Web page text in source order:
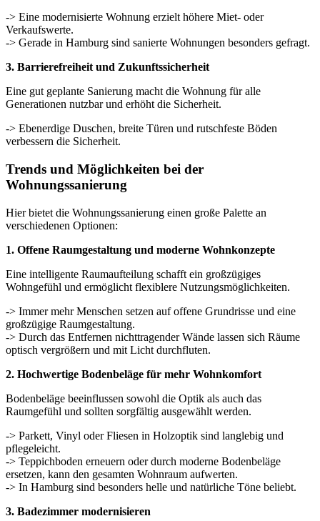
-> Eine modernisierte Wohnung erzielt höhere Miet- oder
Verkaufswerte.
-> Gerade in Hamburg sind sanierte Wohnungen besonders gefragt.
3. Barrierefreiheit und Zukunftssicherheit
Eine gut geplante Sanierung macht die Wohnung für alle
Generationen nutzbar und erhöht die Sicherheit.
-> Ebenerdige Duschen, breite Türen und rutschfeste Böden
verbessern die Sicherheit.
Trends und Möglichkeiten bei der
Wohnungssanierung
Hier bietet die Wohnungssanierung einen große Palette an
verschiedenen Optionen:
1. Offene Raumgestaltung und moderne Wohnkonzepte
Eine intelligente Raumaufteilung schafft ein großzügiges
Wohngefühl und ermöglicht flexiblere Nutzungsmöglichkeiten.
-> Immer mehr Menschen setzen auf offene Grundrisse und eine
großzügige Raumgestaltung.
-> Durch das Entfernen nichttragender Wände lassen sich Räume
optisch vergrößern und mit Licht durchfluten.
2. Hochwertige Bodenbeläge für mehr Wohnkomfort
Bodenbeläge beeinflussen sowohl die Optik als auch das
Raumgefühl und sollten sorgfältig ausgewählt werden.
-> Parkett, Vinyl oder Fliesen in Holzoptik sind langlebig und
pflegeleicht.
-> Teppichboden erneuern oder durch moderne Bodenbeläge
ersetzen, kann den gesamten Wohnraum aufwerten.
-> In Hamburg sind besonders helle und natürliche Töne beliebt.
3. Badezimmer modernisieren